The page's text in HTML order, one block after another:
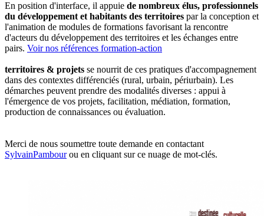
En position d'interface, il appuie de nombreux élus, professionnels
du développement et habitants des territoires par la conception et
l'animation de modules de formations favorisant la rencontre
d'acteurs du développement des territoires et les échanges entre
pairs. Voir nos références formation-action
territoires & projets se nourrit de ces pratiques d'accompagnement
dans des contextes différenciés (rural, urbain, périurbain). Les
démarches peuvent prendre des modalités diverses : appui à
l'émergence de vos projets, facilitation, médiation, formation,
production de connaissances ou évaluation.
Merci de nous soumettre toute demande en contactant
SylvainPambourou en cliquant sur ce nuage de mot-clés.